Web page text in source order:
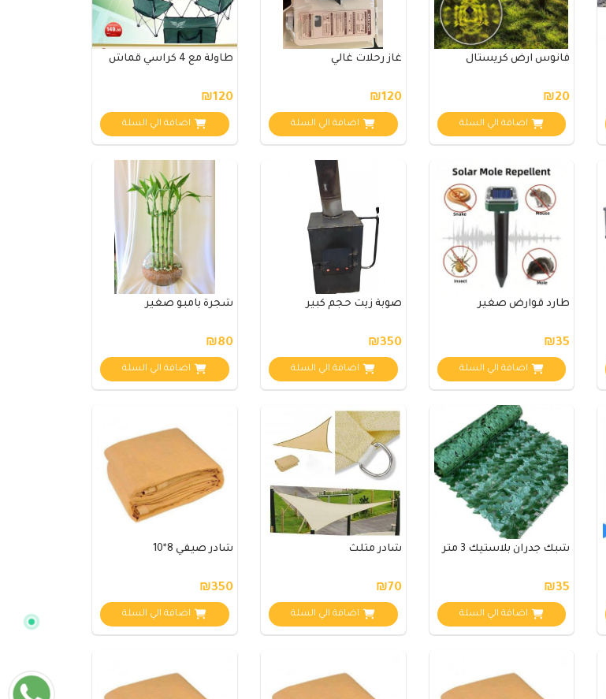
فانوس ارض كريستال
₪20
اضافة الي السلة
غاز رحلات غالي
₪120
اضافة الي السلة
طاولة مع 4 كراسي قماش
₪120
اضافة الي السلة
طارد قوارض صغير
₪35
اضافة الي السلة
صوبة زيت حجم كبير
₪350
اضافة الي السلة
شجرة بامبو صغير
₪80
اضافة الي السلة
شبك جدران بلاستيك 3 متر
₪35
اضافة الي السلة
شادر مثلث
₪70
اضافة الي السلة
شادر صيفي 8*10
₪350
اضافة الي السلة
مساعد كايا للتسويق الإلكتروني
مرحباً 👋 أنا مساعدك الذكي في كايا
للتسويق الإلكتروني.
كيف يمكنني مساعدتك؟ اكتب لي عن المنتج
الذي تبحث عنه.